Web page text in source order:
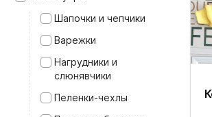
Шапочки и чепчики
Варежки
Нагрудники и
слюнявчики
Пеленки‑чехлы